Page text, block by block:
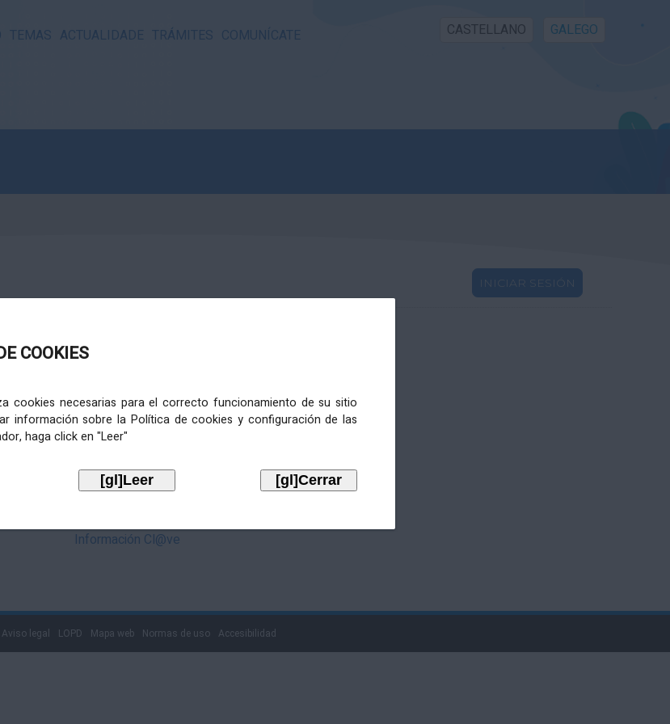
TEMAS ACTUALIDADE TRÁMITES COMUNÍCATE CASTELLANO GALEGO
COOKIES
cookies necesarias para el correcto funcionamiento de su sitio
información sobre la Política de cookies y configuración de las
haga click en "Leer"
INICIAR SESIÓN
Pulse no logotipo
Información Cl@ve
Aviso legal LOPD Mapa web Normas de uso Accesibilidad